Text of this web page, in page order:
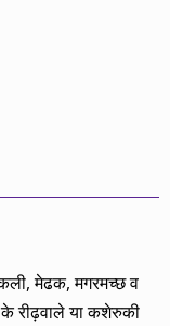
मेढक, मगरमच्छ व
रीढ़वाले या कशेरुकी